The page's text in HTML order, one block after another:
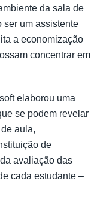
da sala de
ser um assistente
a economização
concentrar em
elaborou uma
se podem revelar
aula,
de
avaliação das
cada estudante –